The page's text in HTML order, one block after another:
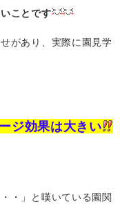
ことです
があり、実際に園見学
ジ効果は大きい
・」と嘆いている園関